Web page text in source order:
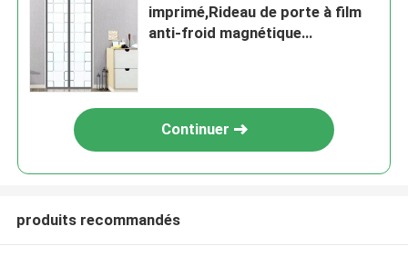
imprimé,Rideau de porte à film
anti-froid magnétique
Continuer
produits recommandés